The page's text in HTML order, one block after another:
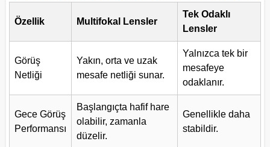
Özellik Multifokal Lensler
Tek Odaklı
Lensler
Görüş
Netliği
Yakın, orta ve uzak
mesafe netliği sunar.
Yalnızca tek bir
mesafeye
odaklanır.
Gece Görüş
Performansı
Başlangıçta hafif hare
olabilir, zamanla
düzelir.
Genellikle daha
stabildir.